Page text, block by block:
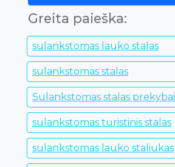
Greita paieška:
sulankstomas lauko stalas
sulankstomas stalas
Sulankstomas stalas prekybai
sulankstomas turistinis stalas
sulankstomas lauko staliukas